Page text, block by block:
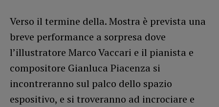
Verso il termine della. Mostra è prevista una
breve performance a sorpresa dove
l’illustratore Marco Vaccari e il pianista e
compositore Gianluca Piacenza si
incontreranno sul palco dello spazio
espositivo, e si troveranno ad incrociare e